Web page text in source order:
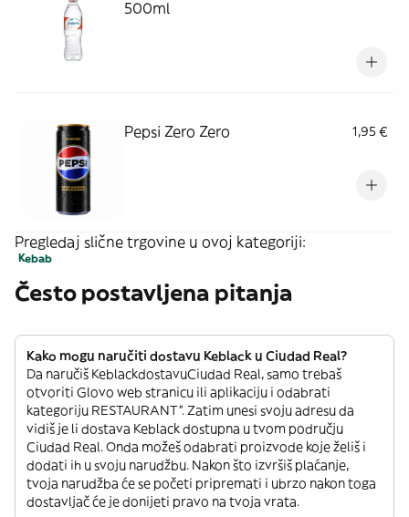
500ml
Pepsi Zero Zero 1,95 €
Pregledaj slične trgovine u ovoj kategoriji:
Kebab
Često postavljena pitanja
Kako mogu naručiti dostavu Keblack u Ciudad Real?
Da naručiš KeblackdostavuCiudad Real, samo trebaš
otvoriti Glovo web stranicu ili aplikaciju i odabrati
kategoriju RESTAURANT”. Zatim unesi svoju adresu da
vidiš je li dostava Keblack dostupna u tvom području
Ciudad Real. Onda možeš odabrati proizvode koje želiš i
dodati ih u svoju narudžbu. Nakon što izvršiš plaćanje,
tvoja narudžba će se početi pripremati i ubrzo nakon toga
dostavljač će je donijeti pravo na tvoja vrata.